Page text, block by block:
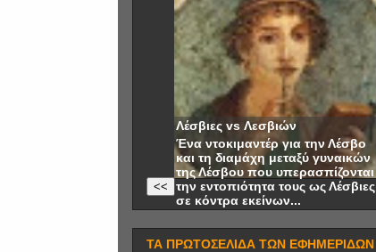
Λέσβιες vs Λεσβιών
Ένα ντοκιμαντέρ για την Λέσβο
και τη διαμάχη μεταξύ γυναικών
της Λέσβου που υπερασπίζονται
την εντοπιότητα τους ως Λέσβιες
σε κόντρα εκείνων...
<<
ΤΑ ΠΡΩΤΟΣΕΛΙΔΑ ΤΩΝ ΕΦΗΜΕΡΙΔΩΝ